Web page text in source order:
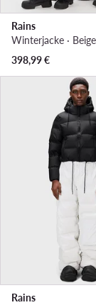
Rains
Winterjacke · Beige
398,99€
Rains